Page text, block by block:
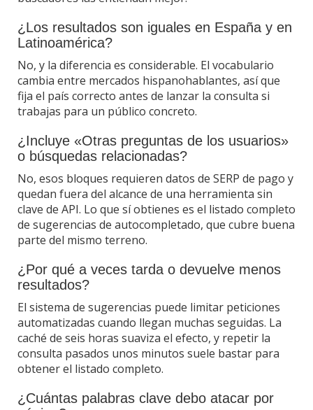
¿Los resultados son iguales en España y en
Latinoamérica?
No, y la diferencia es considerable. El vocabulario
cambia entre mercados hispanohablantes, así que
fija el país correcto antes de lanzar la consulta si
trabajas para un público concreto.
¿Incluye «Otras preguntas de los usuarios»
o búsquedas relacionadas?
No, esos bloques requieren datos de SERP de pago y
quedan fuera del alcance de una herramienta sin
clave de API. Lo que sí obtienes es el listado completo
de sugerencias de autocompletado, que cubre buena
parte del mismo terreno.
¿Por qué a veces tarda o devuelve menos
resultados?
El sistema de sugerencias puede limitar peticiones
automatizadas cuando llegan muchas seguidas. La
caché de seis horas suaviza el efecto, y repetir la
consulta pasados unos minutos suele bastar para
obtener el listado completo.
¿Cuántas palabras clave debo atacar por